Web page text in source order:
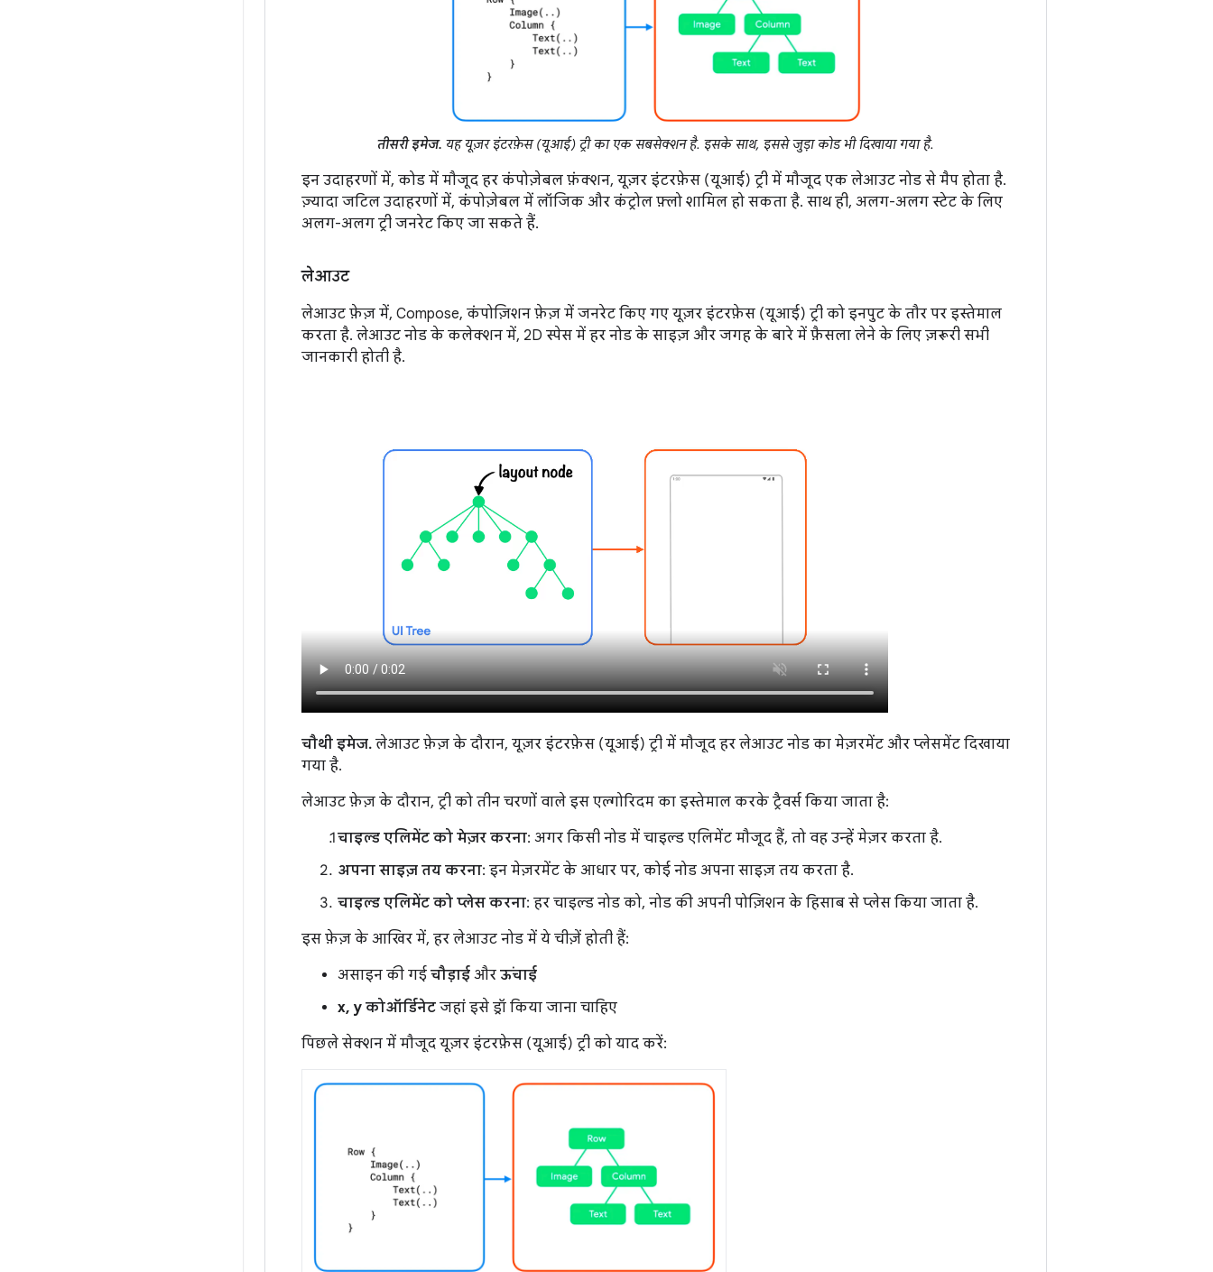
तीसरी इमेज. यह यूज़र इंटरफ़ेस (यूआई) ट्री का एक सबसेक्शन है. इसके साथ, इससे जुड़ा कोड भी दिखाया गया है.
इन उदाहरणों में, कोड में मौजूद हर कंपोज़ेबल फ़ंक्शन, यूज़र इंटरफ़ेस (यूआई) ट्री में मौजूद एक लेआउट नोड से मैप होता है.
ज़्यादा जटिल उदाहरणों में, कंपोज़ेबल में लॉजिक और कंट्रोल फ़्लो शामिल हो सकता है. साथ ही, अलग-अलग स्टेट के लिए
अलग-अलग ट्री जनरेट किए जा सकते हैं.
लेआउट
लेआउट फ़ेज़ में, Compose, कंपोज़िशन फ़ेज़ में जनरेट किए गए यूज़र इंटरफ़ेस (यूआई) ट्री को इनपुट के तौर पर इस्तेमाल
करता है. लेआउट नोड के कलेक्शन में, 2D स्पेस में हर नोड के साइज़ और जगह के बारे में फ़ैसला लेने के लिए ज़रूरी सभी
जानकारी होती है.
चौथी इमेज. लेआउट फ़ेज़ के दौरान, यूज़र इंटरफ़ेस (यूआई) ट्री में मौजूद हर लेआउट नोड का मेज़रमेंट और प्लेसमेंट दिखाया
गया है.
लेआउट फ़ेज़ के दौरान, ट्री को तीन चरणों वाले इस एल्गोरिदम का इस्तेमाल करके ट्रैवर्स किया जाता है:
चाइल्ड एलिमेंट को मेज़र करना: अगर किसी नोड में चाइल्ड एलिमेंट मौजूद हैं, तो वह उन्हें मेज़र करता है.
अपना साइज़ तय करना: इन मेज़रमेंट के आधार पर, कोई नोड अपना साइज़ तय करता है.
चाइल्ड एलिमेंट को प्लेस करना: हर चाइल्ड नोड को, नोड की अपनी पोज़िशन के हिसाब से प्लेस किया जाता है.
इस फ़ेज़ के आखिर में, हर लेआउट नोड में ये चीज़ें होती हैं:
असाइन की गई चौड़ाई और ऊंचाई
x, y कोऑर्डिनेट जहां इसे ड्रॉ किया जाना चाहिए
पिछले सेक्शन में मौजूद यूज़र इंटरफ़ेस (यूआई) ट्री को याद करें: